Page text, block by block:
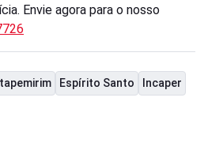
Envie agora para o nosso
Espírito Santo
Incaper